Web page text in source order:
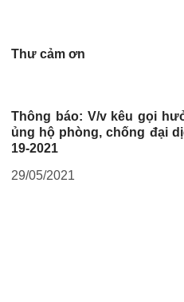
Thư cảm ơn
Thông báo: V/v kêu gọi
ủng hộ phòng, chống đại
19-2021
29/05/2021